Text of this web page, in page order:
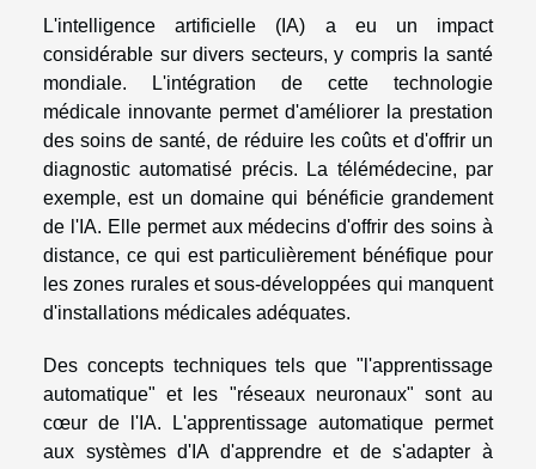
L'intelligence artificielle (IA) a eu un impact
considérable sur divers secteurs, y compris la santé
mondiale. L'intégration de cette technologie
médicale innovante permet d'améliorer la prestation
des soins de santé, de réduire les coûts et d'offrir un
diagnostic automatisé précis. La télémédecine, par
exemple, est un domaine qui bénéficie grandement
de l'IA. Elle permet aux médecins d'offrir des soins à
distance, ce qui est particulièrement bénéfique pour
les zones rurales et sous-développées qui manquent
d'installations médicales adéquates.
Des concepts techniques tels que "l'apprentissage
automatique" et les "réseaux neuronaux" sont au
cœur de l'IA. L'apprentissage automatique permet
aux systèmes d'IA d'apprendre et de s'adapter à